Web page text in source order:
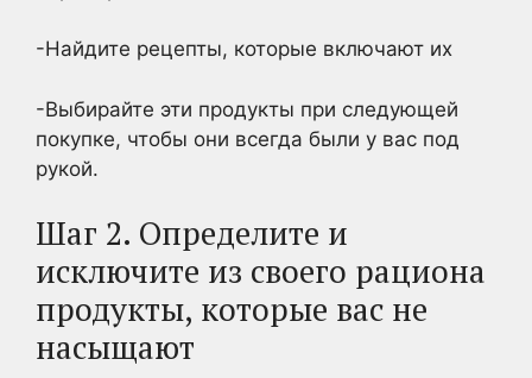
-Найдите рецепты, которые включают их
-Выбирайте эти продукты при следующей
покупке, чтобы они всегда были у вас под
рукой.
Шаг 2. Определите и
исключите из своего рациона
продукты, которые вас не
насыщают